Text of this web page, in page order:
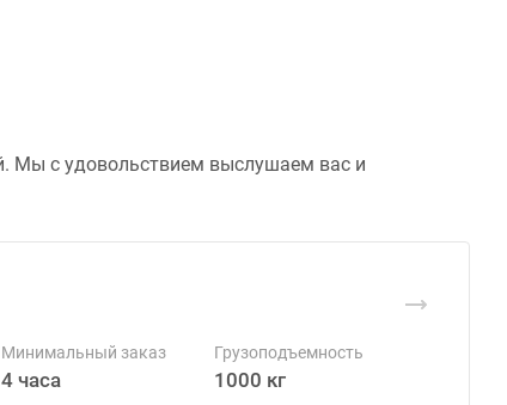
Мы с удовольствием выслушаем вас и
Минимальный заказ
4 часа
Грузоподъемность
1000 кг